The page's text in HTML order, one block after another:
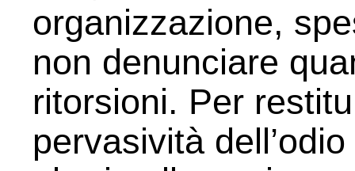
organizzazione,
non denunciare
ritorsioni. Per
pervasività